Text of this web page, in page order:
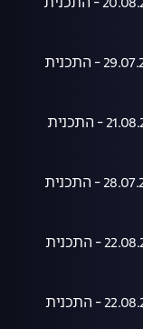
שיחת היום 29.07.26 - התכנית
שיחת היום 21.08.23 - התכנית
שיחת היום 28.07.26 - התכנית
שיחת היום 22.08.23 - התכנית
שיחת היום 22.08.23 - התכנית